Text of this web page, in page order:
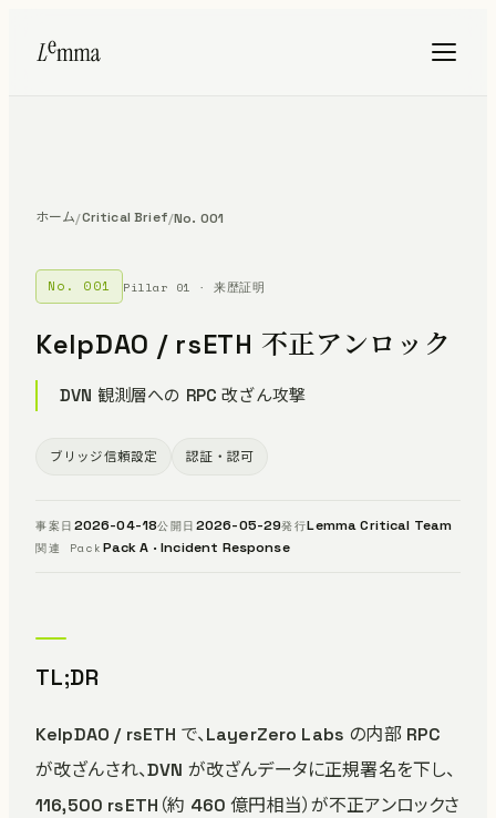
ホーム/Critical Brief/No. 001
No. 001 Pillar 01 · 来歴証明
KelpDAO / rsETH 不正アンロック
DVN 観測層への RPC 改ざん攻撃
ブリッジ信頼設定 認証・認可
事案日 2026-04-18公開日 2026-05-29発行Lemma Critical Team
関連 Pack Pack A · Incident Response
TL;DR
KelpDAO / rsETH で、LayerZero Labs の内部 RPC
が改ざんされ、DVN が改ざんデータに正規署名を下し、
116,500 rsETH（約 460 億円相当）が不正アンロックさ